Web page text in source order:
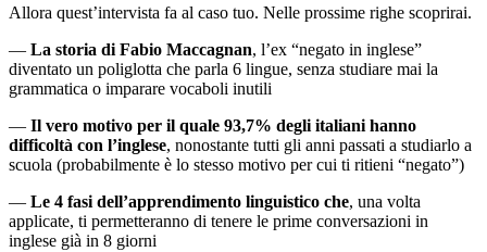
Allora quest’intervista fa al caso tuo. Nelle prossime righe scoprirai.
— La storia di Fabio Maccagnan, l’ex “negato in inglese”
diventato un poliglotta che parla 6 lingue, senza studiare mai la
grammatica o imparare vocaboli inutili
— Il vero motivo per il quale 93,7% degli italiani hanno
difficoltà con l’inglese, nonostante tutti gli anni passati a studiarlo a
scuola (probabilmente è lo stesso motivo per cui ti ritieni “negato”)
— Le 4 fasi dell’apprendimento linguistico che, una volta
applicate, ti permetteranno di tenere le prime conversazioni in
inglese già in 8 giorni